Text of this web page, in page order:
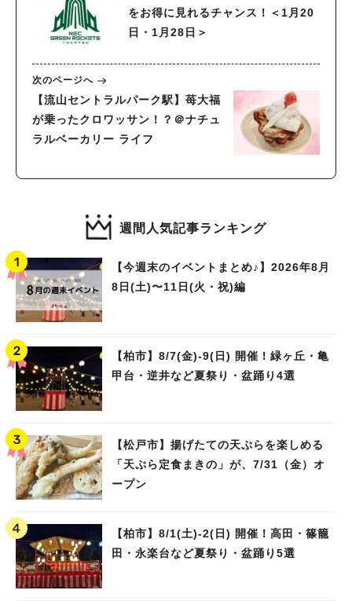
をお得に見れるチャンス！＜1月20
日・1月28日＞
次のページへ
【流山セントラルパーク駅】苺大福
が乗ったクロワッサン！？＠ナチュ
ラルベーカリー ライフ
週間人気記事ランキング
【今週末のイベントまとめ♪】2026年8月
8日(土)〜11日(火・祝)編
【柏市】8/7(金)‐9(日) 開催！緑ヶ丘・亀
甲台・逆井など夏祭り・盆踊り4選
【松戸市】揚げたての天ぷらを楽しめる
「天ぷら定食まきの」が、7/31（金）オ
ープン
【柏市】8/1(土)‐2(日) 開催！高田・篠籠
田・永楽台など夏祭り・盆踊り5選